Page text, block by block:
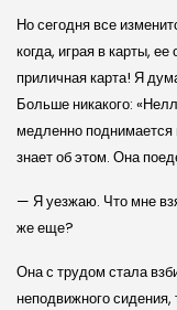
Но сегодня все
когда, играя в карты,
приличная карта! Я
Больше никакого:
медленно поднимается
знает об этом. Она
— Я уезжаю. Что мне
же еще?
Она с трудом стала
неподвижного сидения,